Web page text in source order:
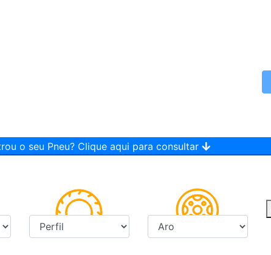
Não encontrou o seu Pneu? Clique aqui para consultar